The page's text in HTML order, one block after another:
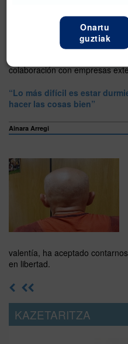
personas; de las que 240 son
colaboración con empresas
“Lo más difícil es estar
hacer las cosas bien”
Ainara Arregi
valentía, ha aceptado
en libertad.
KAZETARITZA
Onartu
guztiak